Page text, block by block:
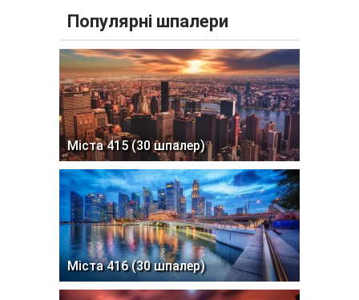
Популярні шпалери
Міста 415 (30 шпалер)
Міста 416 (30 шпалер)